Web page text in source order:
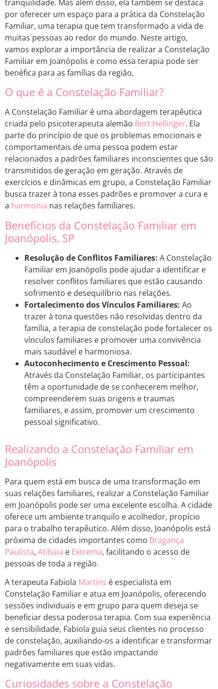
tranquilidade. Mas além disso, ela também se destaca
por oferecer um espaço para a prática da Constelação
Familiar, uma terapia que tem transformado a vida de
muitas pessoas ao redor do mundo. Neste artigo,
vamos explorar a importância de realizar a Constelação
Familiar em Joanópolis e como essa terapia pode ser
benéfica para as famílias da região.
O que é a Constelação Familiar?
A Constelação Familiar é uma abordagem terapêutica
criada pelo psicoterapeuta alemão Bert Hellinger. Ela
parte do princípio de que os problemas emocionais e
comportamentais de uma pessoa podem estar
relacionados a padrões familiares inconscientes que são
transmitidos de geração em geração. Através de
exercícios e dinâmicas em grupo, a Constelação Familiar
busca trazer à tona esses padrões e promover a cura e
a harmonia nas relações familiares.
Benefícios da Constelação Familiar em
Joanópolis, SP
Resolução de Conflitos Familiares: A Constelação
Familiar em Joanópolis pode ajudar a identificar e
resolver conflitos familiares que estão causando
sofrimento e desequilíbrio nas relações.
Fortalecimento dos Vínculos Familiares: Ao
trazer à tona questões não resolvidas dentro da
família, a terapia de constelação pode fortalecer os
vínculos familiares e promover uma convivência
mais saudável e harmoniosa.
Autoconhecimento e Crescimento Pessoal:
Através da Constelação Familiar, os participantes
têm a oportunidade de se conhecerem melhor,
compreenderem suas origens e traumas
familiares, e assim, promover um crescimento
pessoal significativo.
Realizando a Constelação Familiar em
Joanópolis
Para quem está em busca de uma transformação em
suas relações familiares, realizar a Constelação Familiar
em Joanópolis pode ser uma excelente escolha. A cidade
oferece um ambiente tranquilo e acolhedor, propício
para o trabalho terapêutico. Além disso, Joanópolis está
próxima de cidades importantes como Bragança
Paulista, Atibaia e Extrema, facilitando o acesso de
pessoas de toda a região.
A terapeuta Fabiola Martins é especialista em
Constelação Familiar e atua em Joanópolis, oferecendo
sessões individuais e em grupo para quem deseja se
beneficiar dessa poderosa terapia. Com sua experiência
e sensibilidade, Fabiola guia seus clientes no processo
de constelação, auxiliando-os a identificar e transformar
padrões familiares que estão impactando
negativamente em suas vidas.
Curiosidades sobre a Constelação